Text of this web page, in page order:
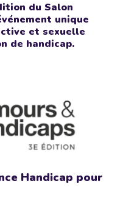
du Salon
unique
et sexuelle
de handicap.
Handicap pour